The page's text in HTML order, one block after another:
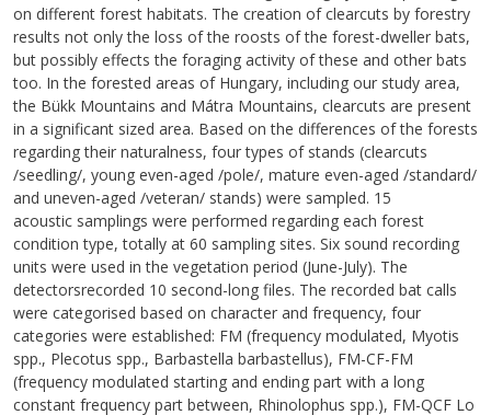
on different forest habitats. The creation of clearcuts by forestry
results not only the loss of the roosts of the forest-dweller bats,
but possibly effects the foraging activity of these and other bats
too. In the forested areas of Hungary, including our study area,
the Bükk Mountains and Mátra Mountains, clearcuts are present
in a significant sized area. Based on the differences of the forests
regarding their naturalness, four types of stands (clearcuts
/seedling/, young even-aged /pole/, mature even-aged /standard/
and uneven-aged /veteran/ stands) were sampled. 15
acoustic samplings were performed regarding each forest
condition type, totally at 60 sampling sites. Six sound recording
units were used in the vegetation period (June-July). The
detectorsrecorded 10 second-long files. The recorded bat calls
were categorised based on character and frequency, four
categories were established: FM (frequency modulated, Myotis
spp., Plecotus spp., Barbastella barbastellus), FM-CF-FM
(frequency modulated starting and ending part with a long
constant frequency part between, Rhinolophus spp.), FM-QCF Lo